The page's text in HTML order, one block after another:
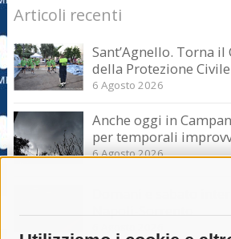
Articoli recenti
Sant’Agnello. Torna il
della Protezione Civile
6 Agosto 2026
Anche oggi in
per temporali
6 Agosto 2026
Domani e sabato
Napoli-Sorrento